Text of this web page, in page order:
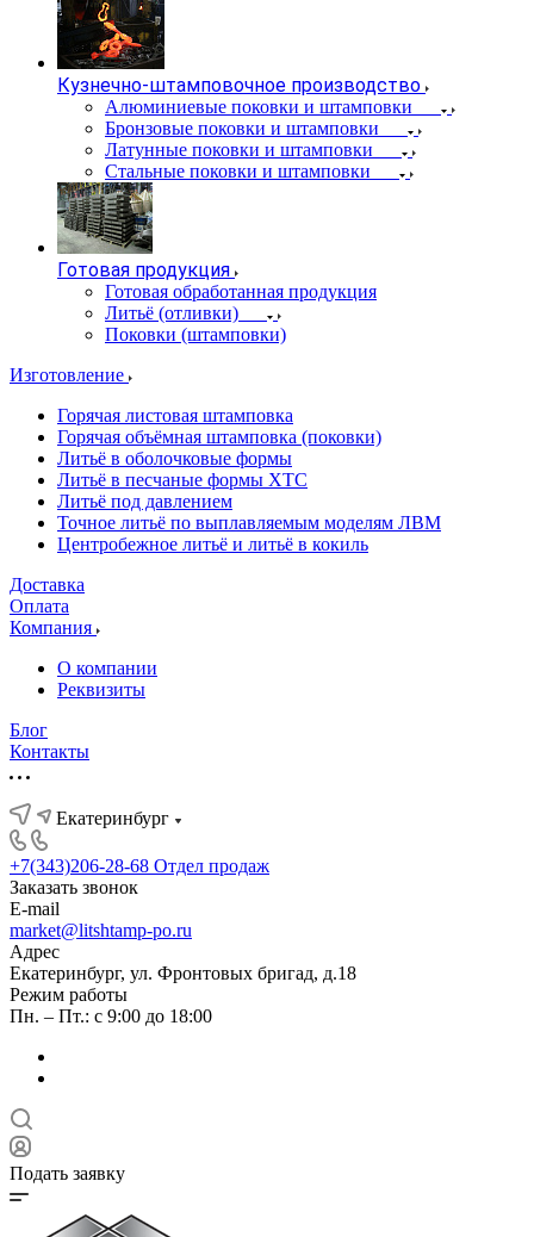
Кузнечно-штамповочное производство
Алюминиевые поковки и штамповки
Бронзовые поковки и штамповки
Латунные поковки и штамповки
Стальные поковки и штамповки
Готовая продукция
Готовая обработанная продукция
Литьё (отливки)
Поковки (штамповки)
Изготовление
Горячая листовая штамповка
Горячая объёмная штамповка (поковки)
Литьё в оболочковые формы
Литьё в песчаные формы ХТС
Литьё под давлением
Точное литьё по выплавляемым моделям ЛВМ
Центробежное литьё и литьё в кокиль
Доставка
Оплата
Компания
О компании
Реквизиты
Блог
Контакты
Екатеринбург
+7(343)206-28-68 Отдел продаж
Заказать звонок
E-mail
market@litshtamp-po.ru
Адрес
Екатеринбург, ул. Фронтовых бригад, д.18
Режим работы
Пн. – Пт.: с 9:00 до 18:00
Подать заявку